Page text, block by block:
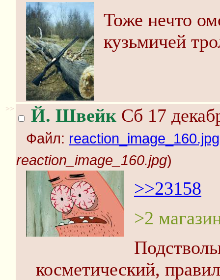
Тоже нечто
кузьмичей
>> Й. Швейк Сб 17
Файл: reaction_image_160.jpg
reaction_image_160.jpg)
>>23158
>2
косметический,